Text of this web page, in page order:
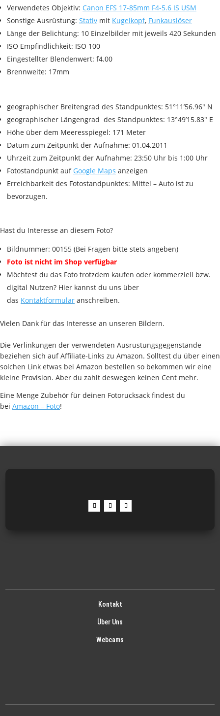
Verwendetes Objektiv: Canon EFS 17-85mm F4-5.6 IS USM
Sonstige Ausrüstung: Stativ mit Kugelkopf, Funkauslöser
Länge der Belichtung: 10 Einzelbilder mit jeweils 420 Sekunden
ISO Empfindlichkeit: ISO 100
Eingestellter Blendenwert: f4.00
Brennweite: 17mm
geographischer Breitengrad des Standpunktes: 51°11’56.96″ N
geographischer Längengrad des Standpunktes: 13°49’15.83″ E
Höhe über dem Meeresspiegel: 171 Meter
Datum zum Zeitpunkt der Aufnahme: 01.04.2011
Uhrzeit zum Zeitpunkt der Aufnahme: 23:50 Uhr bis 1:00 Uhr
Fotostandpunkt auf Google Maps anzeigen
Erreichbarkeit des Fotostandpunktes: Mittel – Auto ist zu
bevorzugen.
Hast du Interesse an diesem Foto?
Bildnummer: 00155 (Bei Fragen bitte stets angeben)
Foto ist nicht im Shop verfügbar
Möchtest du das Foto trotzdem kaufen oder kommerziell bzw.
digital Nutzen? Hier kannst du uns über
das Kontaktformular anschreiben.
Vielen Dank für das Interesse an unseren Bildern.
Die Verlinkungen der verwendeten Ausrüstungsgegenstände
beziehen sich auf Affiliate-Links zu Amazon. Solltest du über einen
solchen Link etwas bei Amazon bestellen so bekommen wir eine
kleine Provision. Aber du zahlt deswegen keinen Cent mehr.
Eine Menge Zubehör für deinen Fotorucksack findest du
bei Amazon – Foto!
Kontakt
Über Uns
Webcams